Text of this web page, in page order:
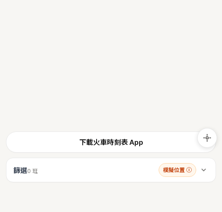
下載火車時刻表 App
篩選0 班 模擬位置 ⓘ